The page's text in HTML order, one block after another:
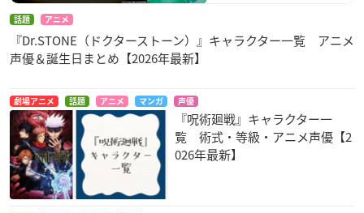
異種族レビュアーズ
インフィニット・デ
マリー・アドラー
話題 アニメ
『Dr.STONE（ドクターストーン）』キャラクター一覧 アニメ
声優＆誕生日まとめ【2026年最新】
劇場アニメ 話題 アニメ マンガ 声優
『呪術廻戦』キャラクター一
覧 術式・等級・アニメ声優【2
026年最新】